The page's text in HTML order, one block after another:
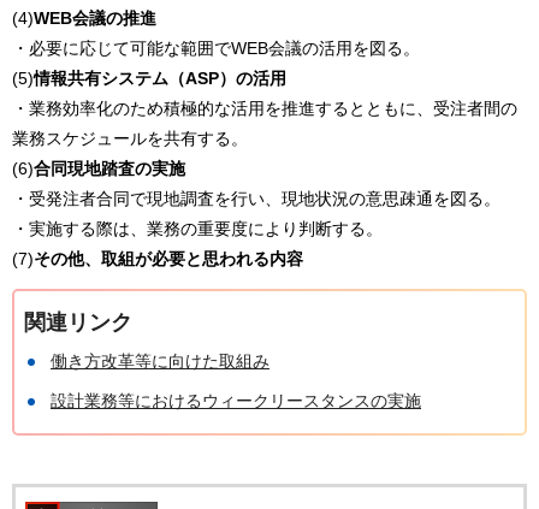
(4)WEB会議の推進
・必要に応じて可能な範囲でWEB会議の活用を図る。
(5)情報共有システム（ASP）の活用
・業務効率化のため積極的な活用を推進するとともに、受注者間の
業務スケジュールを共有する。
(6)合同現地踏査の実施
・受発注者合同で現地調査を行い、現地状況の意思疎通を図る。
・実施する際は、業務の重要度により判断する。
(7)その他、取組が必要と思われる内容
関連リンク
働き方改革等に向けた取組み
設計業務等におけるウィークリースタンスの実施